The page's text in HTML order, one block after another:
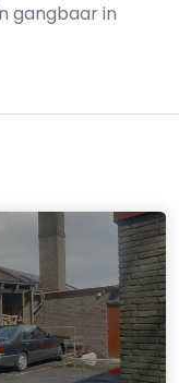
gangbaar in